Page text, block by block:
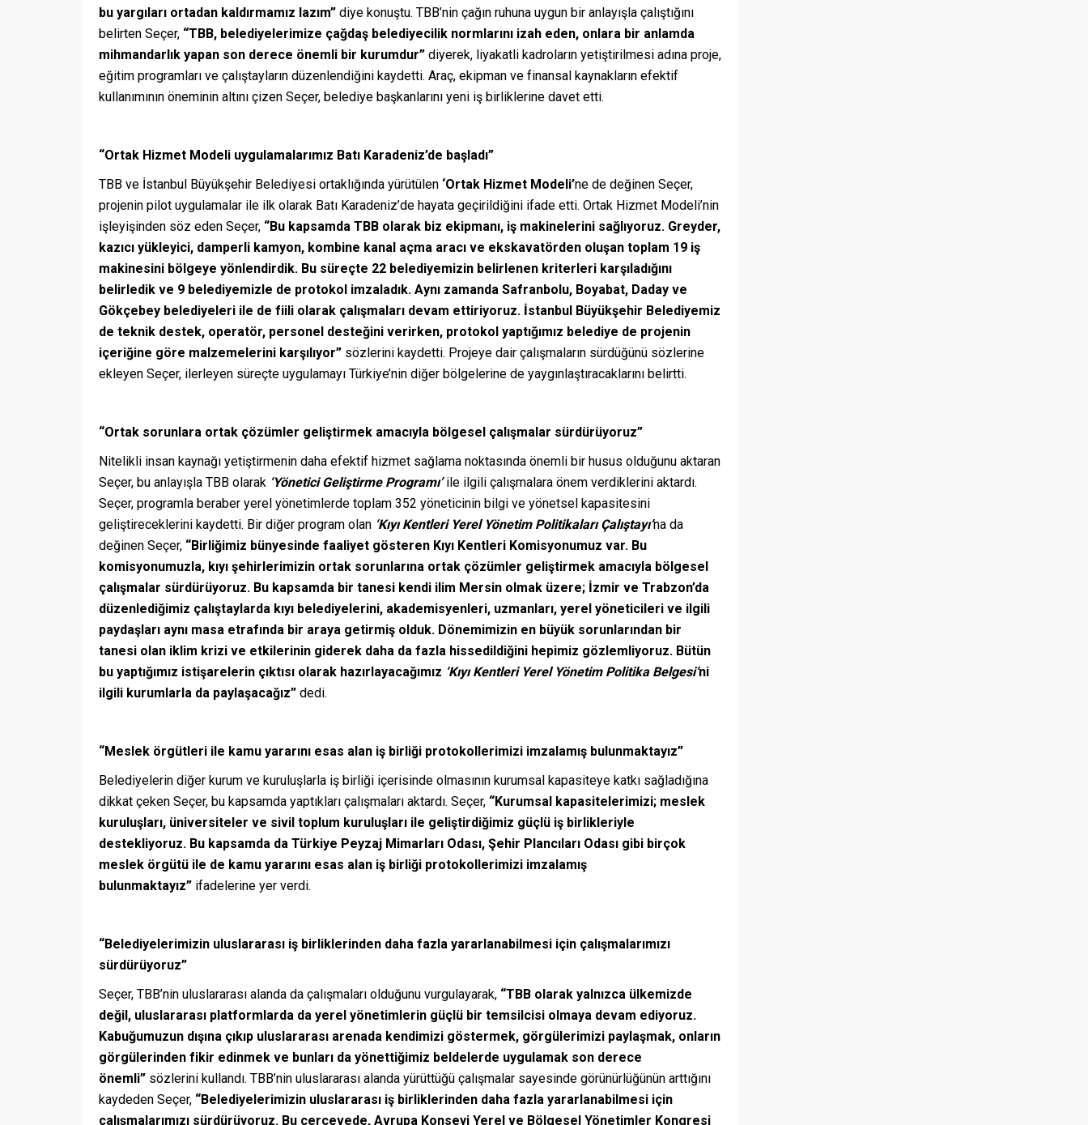
bu yargıları ortadan kaldırmamız lazım” diye konuştu. TBB’nin çağın ruhuna uygun bir anlayışla çalıştığını
belirten Seçer, “TBB, belediyelerimize çağdaş belediyecilik normlarını izah eden, onlara bir anlamda
mihmandarlık yapan son derece önemli bir kurumdur” diyerek, liyakatli kadroların yetiştirilmesi adına proje,
eğitim programları ve çalıştayların düzenlendiğini kaydetti. Araç, ekipman ve finansal kaynakların efektif
kullanımının öneminin altını çizen Seçer, belediye başkanlarını yeni iş birliklerine davet etti.
“Ortak Hizmet Modeli uygulamalarımız Batı Karadeniz’de başladı”
TBB ve İstanbul Büyükşehir Belediyesi ortaklığında yürütülen ‘Ortak Hizmet Modeli’ne de değinen Seçer,
projenin pilot uygulamalar ile ilk olarak Batı Karadeniz’de hayata geçirildiğini ifade etti. Ortak Hizmet Modeli’nin
işleyişinden söz eden Seçer, “Bu kapsamda TBB olarak biz ekipmanı, iş makinelerini sağlıyoruz. Greyder,
kazıcı yükleyici, damperli kamyon, kombine kanal açma aracı ve ekskavatörden oluşan toplam 19 iş
makinesini bölgeye yönlendirdik. Bu süreçte 22 belediyemizin belirlenen kriterleri karşıladığını
belirledik ve 9 belediyemizle de protokol imzaladık. Aynı zamanda Safranbolu, Boyabat, Daday ve
Gökçebey belediyeleri ile de fiili olarak çalışmaları devam ettiriyoruz. İstanbul Büyükşehir Belediyemiz
de teknik destek, operatör, personel desteğini verirken, protokol yaptığımız belediye de projenin
içeriğine göre malzemelerini karşılıyor” sözlerini kaydetti. Projeye dair çalışmaların sürdüğünü sözlerine
ekleyen Seçer, ilerleyen süreçte uygulamayı Türkiye’nin diğer bölgelerine de yaygınlaştıracaklarını belirtti.
“Ortak sorunlara ortak çözümler geliştirmek amacıyla bölgesel çalışmalar sürdürüyoruz”
Nitelikli insan kaynağı yetiştirmenin daha efektif hizmet sağlama noktasında önemli bir husus olduğunu aktaran
Seçer, bu anlayışla TBB olarak ‘Yönetici Geliştirme Programı’ile ilgili çalışmalara önem verdiklerini aktardı.
Seçer, programla beraber yerel yönetimlerde toplam 352 yöneticinin bilgi ve yönetsel kapasitesini
geliştireceklerini kaydetti. Bir diğer program olan ‘Kıyı Kentleri Yerel Yönetim Politikaları Çalıştayı’na da
değinen Seçer, “Birliğimiz bünyesinde faaliyet gösteren Kıyı Kentleri Komisyonumuz var. Bu
komisyonumuzla, kıyı şehirlerimizin ortak sorunlarına ortak çözümler geliştirmek amacıyla bölgesel
çalışmalar sürdürüyoruz. Bu kapsamda bir tanesi kendi ilim Mersin olmak üzere; İzmir ve Trabzon’da
düzenlediğimiz çalıştaylarda kıyı belediyelerini, akademisyenleri, uzmanları, yerel yöneticileri ve ilgili
paydaşları aynı masa etrafında bir araya getirmiş olduk. Dönemimizin en büyük sorunlarından bir
tanesi olan iklim krizi ve etkilerinin giderek daha da fazla hissedildiğini hepimiz gözlemliyoruz. Bütün
bu yaptığımız istişarelerin çıktısı olarak hazırlayacağımız ‘Kıyı Kentleri Yerel Yönetim Politika Belgesi’ni
ilgili kurumlarla da paylaşacağız” dedi.
“Meslek örgütleri ile kamu yararını esas alan iş birliği protokollerimizi imzalamış bulunmaktayız”
Belediyelerin diğer kurum ve kuruluşlarla iş birliği içerisinde olmasının kurumsal kapasiteye katkı sağladığına
dikkat çeken Seçer, bu kapsamda yaptıkları çalışmaları aktardı. Seçer, “Kurumsal kapasitelerimizi; meslek
kuruluşları, üniversiteler ve sivil toplum kuruluşları ile geliştirdiğimiz güçlü iş birlikleriyle
destekliyoruz. Bu kapsamda da Türkiye Peyzaj Mimarları Odası, Şehir Plancıları Odası gibi birçok
meslek örgütü ile de kamu yararını esas alan iş birliği protokollerimizi imzalamış
bulunmaktayız” ifadelerine yer verdi.
“Belediyelerimizin uluslararası iş birliklerinden daha fazla yararlanabilmesi için çalışmalarımızı
sürdürüyoruz”
Seçer, TBB’nin uluslararası alanda da çalışmaları olduğunu vurgulayarak, “TBB olarak yalnızca ülkemizde
değil, uluslararası platformlarda da yerel yönetimlerin güçlü bir temsilcisi olmaya devam ediyoruz.
Kabuğumuzun dışına çıkıp uluslararası arenada kendimizi göstermek, görgülerimizi paylaşmak, onların
görgülerinden fikir edinmek ve bunları da yönettiğimiz beldelerde uygulamak son derece
önemli” sözlerini kullandı. TBB’nin uluslararası alanda yürüttüğü çalışmalar sayesinde görünürlüğünün arttığını
kaydeden Seçer, “Belediyelerimizin uluslararası iş birliklerinden daha fazla yararlanabilmesi için
çalışmalarımızı sürdürüyoruz. Bu çerçevede, Avrupa Konseyi Yerel ve Bölgesel Yönetimler Kongresi